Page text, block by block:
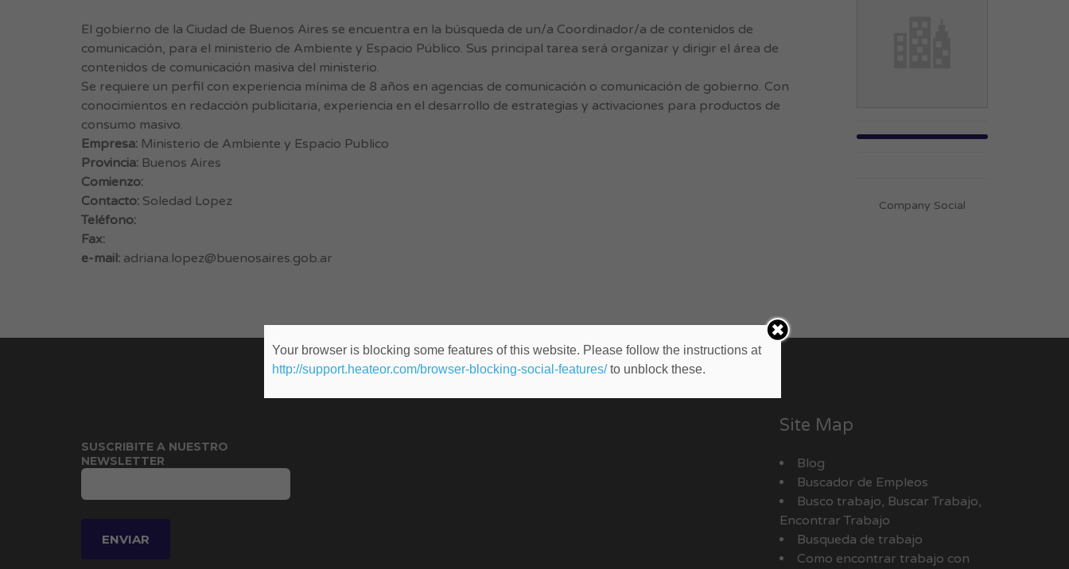
El gobierno de la Ciudad de Buenos Aires se encuentra en la búsqueda de un/a Coordinador/a de contenidos de
comunicación, para el ministerio de Ambiente y Espacio Público. Sus principal tarea será organizar y dirigir el área de
contenidos de comunicación masiva del ministerio.
Se requiere un perfil con experiencia mínima de 8 años en agencias de comunicación o comunicación de gobierno. Con
conocimientos en redacción publicitaria, experiencia en el desarrollo de estrategias y activaciones para productos de
consumo masivo.
Empresa: Ministerio de Ambiente y Espacio Publico
Provincia: Buenos Aires
Comienzo:
Contacto: Soledad Lopez
Teléfono:
Fax:
e-mail: adriana.lopez@buenosaires.gob.ar
Company Social
SUSCRIBITE A NUESTRO
NEWSLETTER
Site Map
Blog
Buscador de Empleos
Busco trabajo, Buscar Trabajo,
Encontrar Trabajo
Busqueda de trabajo
Como encontrar trabajo con
Your browser is blocking some features of this website. Please follow the instructions at
http://support.heateor.com/browser-blocking-social-features/to unblock these.